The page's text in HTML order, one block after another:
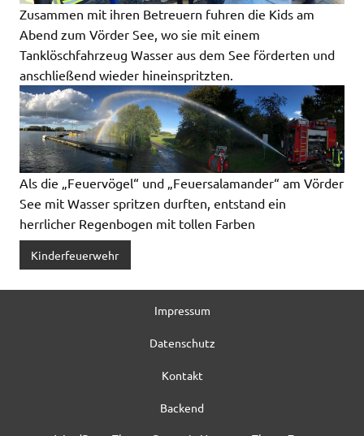
Zusammen mit ihren Betreuern fuhren die Kids am
Abend zum Vörder See, wo sie mit einem
Tanklöschfahrzeug Wasser aus dem See förderten und
anschließend wieder hineinspritzten.
Als die „Feuervögel“ und „Feuersalamander“ am Vörder
See mit Wasser spritzen durften, entstand ein
herrlicher Regenbogen mit tollen Farben
Kinderfeuerwehr
Impressum
Datenschutz
Kontakt
Backend